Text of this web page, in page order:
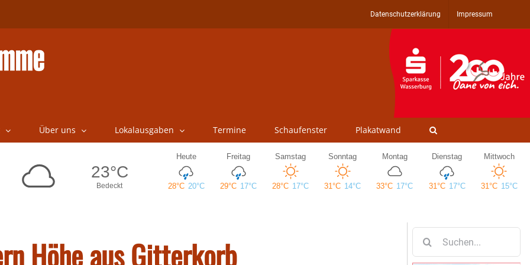
Datenschutzerklärung Impressum
Über uns Lokalausgaben Termine Schaufenster Plakatwand
Höhe aus Gitterkorb
nach: